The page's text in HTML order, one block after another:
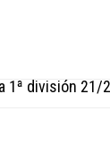
1ª división 21/